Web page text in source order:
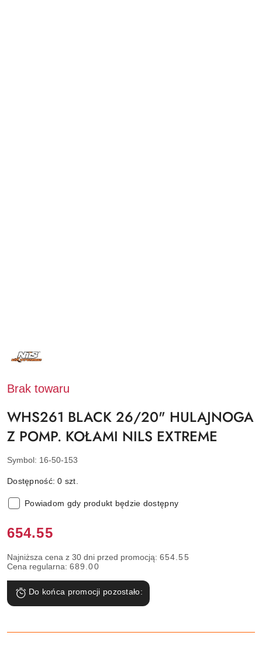
PRODUCENTA:
NILS
Brak towaru
WHS261 BLACK 26/20" HULAJNOGA
Z POMP. KOŁAMI NILS EXTREME
Symbol: 16-50-153
Dostępność:0 szt.
Powiadom gdy produkt będzie dostępny
Cena:
654.55
Najniższa cena z 30 dni przed promocją: 654.55
Cena regularna: 689.00
Do końca promocji pozostało: